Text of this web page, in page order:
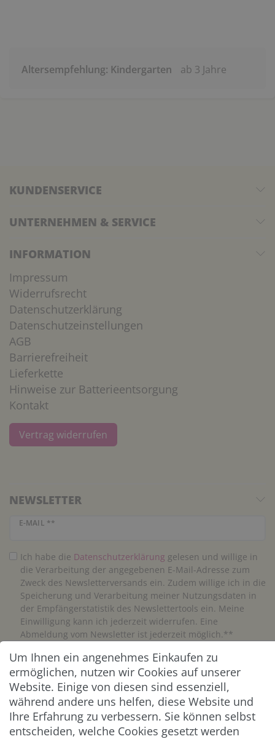
Altersempfehlung: Kindergarten ab 3 Jahre
KUNDENSERVICE
UNTERNEHMEN & SERVICE
INFORMATION
Impressum
Widerrufsrecht
Datenschutzerklärung
Datenschutzeinstellungen
AGB
Barrierefreiheit
Lieferkette
Hinweise zur Batterieentsorgung
Kontakt
Vertrag widerrufen
NEWSLETTER
E-MAIL **
Newsletter Honig
Ich habe die Daten­schutz­erklärung gelesen und willige in
die Verarbeitung der angegebenen E-Mail-Adresse zum
Zweck des Newsletterversands ein. Zudem willige ich in die
Speicherung und Verarbeitung meiner Nutzungsdaten in
der Empfängerstatistik des Newslettertools ein. Meine
Einwilligung kann ich jederzeit widerrufen. Eine
Abmeldung vom Newsletter ist jederzeit möglich.**
Abonnieren
** Hierbei handelt es sich um ein Pflichtfeld.
ZAHLUNG & VERSAND
Um Ihnen ein angenehmes Einkaufen zu
ermöglichen, nutzen wir Cookies auf unserer
Website. Einige von diesen sind essenziell,
während andere uns helfen, diese Website und
Ihre Erfahrung zu verbessern. Sie können selbst
entscheiden, welche Cookies gesetzt werden